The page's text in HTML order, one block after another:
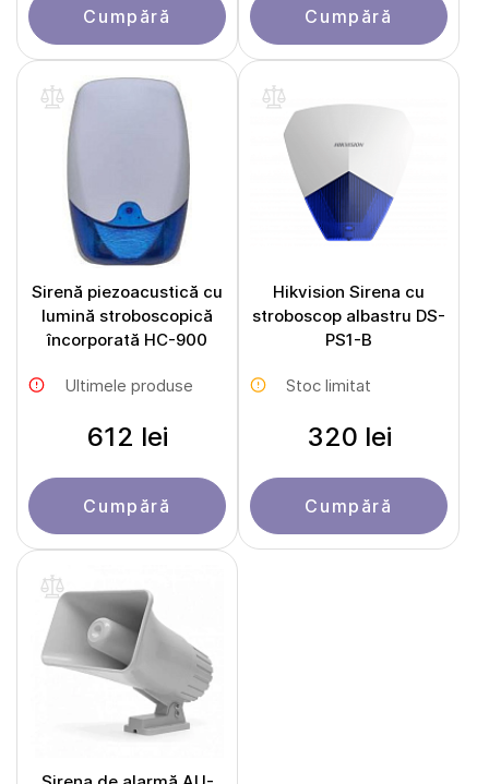
Cumpără Cumpără
Sirenă piezoacustică cu
lumină stroboscopică
încorporată HC-900
Ultimele produse
612 lei
Cumpără
Hikvision Sirena cu
stroboscop albastru DS-
PS1-B
Stoc limitat
320 lei
Cumpără